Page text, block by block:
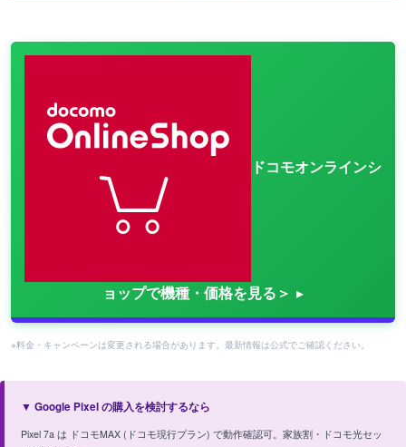
ドコモオンラインシ
ョップで機種・価格を見る＞
※料金・キャンペーンは変更される場合があります。最新情報は公式でご確認ください。
▼ Google Pixel の購入を検討するなら
Pixel 7a は ドコモMAX (ドコモ現行プラン) で動作確認可。家族割・ドコモ光セッ